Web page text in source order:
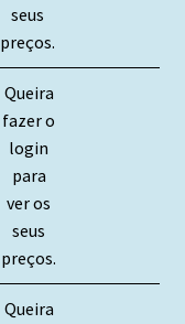
seus
preços.
Queira
fazer o
login
para
ver os
seus
preços.
Queira